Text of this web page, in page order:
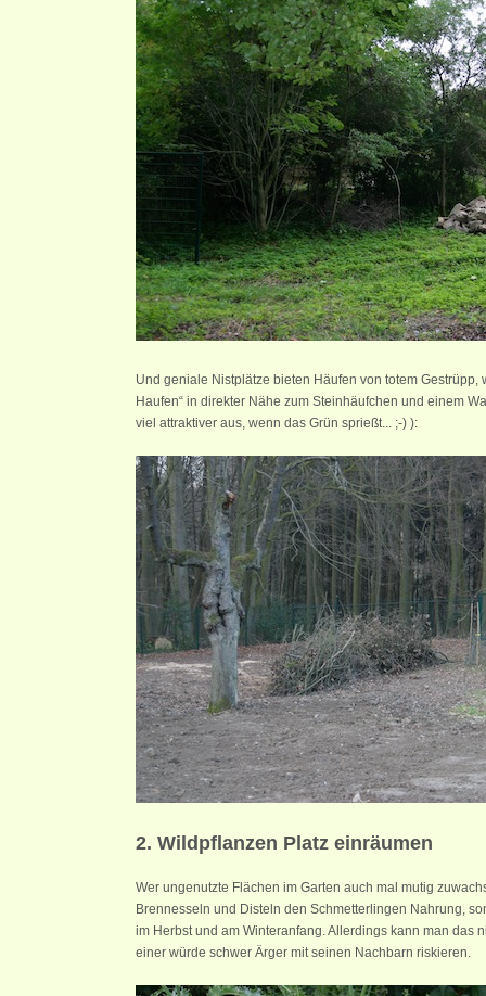
Und geniale Nistplätze bieten Häufen von totem Gestrüpp,
Haufen“ in direkter Nähe zum Steinhäufchen und einem
viel attraktiver aus, wenn das Grün sprießt... ;-) ):
2. Wildpflanzen Platz einräumen
Wer ungenutzte Flächen im Garten auch mal mutig
Brennesseln und Disteln den Schmetterlingen Nahrung,
im Herbst und am Winteranfang. Allerdings kann man das
einer würde schwer Ärger mit seinen Nachbarn riskieren.